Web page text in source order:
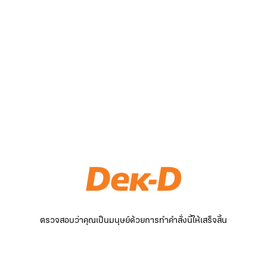
ตรวจสอบว่าคุณเป็นมนุษย์ด้วยการทำคำสั่งนี้ให้เสร็จสิ้น